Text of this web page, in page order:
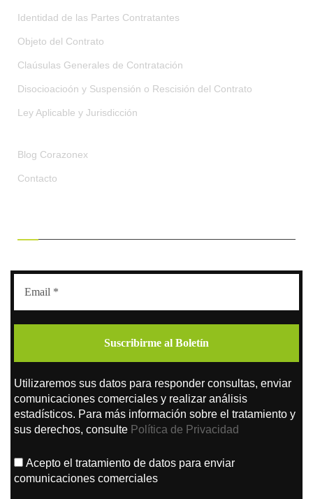
Identidad de las Partes Contratantes
Objeto del Contrato
Claúsulas Generales de Contratación
Disocioacioón y Suspensión o Rescisión del Contrato
Ley Aplicable y Jurisdicción
Blog Corazonex
Contacto
Utilizaremos sus datos para responder consultas, enviar
comunicaciones comerciales y realizar análisis
estadísticos. Para más información sobre el tratamiento y
sus derechos, consulte Política de Privacidad
Acepto el tratamiento de datos para enviar
comunicaciones comerciales